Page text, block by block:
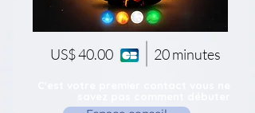
US$ 40.00 20 minutes